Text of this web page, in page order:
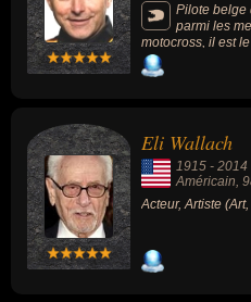
Pilote belge
parmi les
motocross, il est
couronne
cylindrées 125,
Eli Wallach
1915 - 2014
Américain,
Acteur, Artiste